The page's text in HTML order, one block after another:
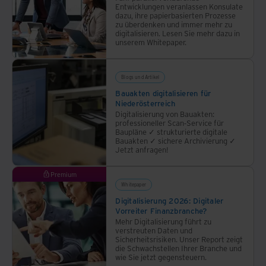
Dokumentenverarbeitung
und
Workflow
Automation
von
Mountain.
Entwicklungen veranlassen Konsulate
dazu, ihre papierbasierten Prozesse
zu überdenken und immer mehr zu
digitalisieren. Lesen Sie mehr dazu in
unserem Whitepaper.
Blogs und Artikel
Bauakten digitalisieren für
Niederösterreich
Digitalisierung von Bauakten:
professioneller Scan-Service für
Baupläne ✓ strukturierte digitale
Bauakten ✓ sichere Archivierung ✓
Jetzt anfragen!
Premium
Whitepaper
Digitalisierung 2026: Digitaler
Vorreiter Finanzbranche?
Mehr Digitalisierung führt zu
verstreuten Daten und
Sicherheitsrisiken. Unser Report zeigt
die Schwachstellen Ihrer Branche und
wie Sie jetzt gegensteuern.